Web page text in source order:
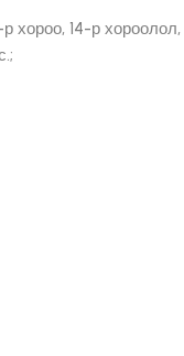
хороо, 14-р хороолол,